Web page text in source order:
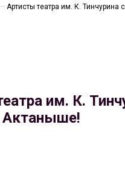
— Артисты театра им. К. Тинчурина
им. К.
Актаныше!